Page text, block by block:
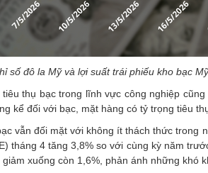
số đô la Mỹ và lợi suất trái phiếu kho bạc
thụ bạc trong lĩnh vực công nghiệp
kể đối với bạc, mặt hàng có tỷ trọng tiêu
vẫn đối mặt với không ít thách thức
tháng 4 tăng 3,8% so với cùng kỳ năm
xuống còn 1,6%, phản ánh những khó